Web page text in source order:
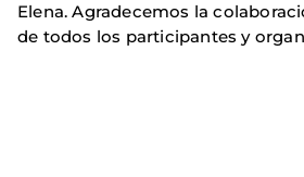
Elena. Agradecemos la
de todos los participantes y